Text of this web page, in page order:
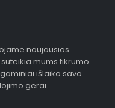
naujausios
mums tikrumo
išlaiko savo
gerai